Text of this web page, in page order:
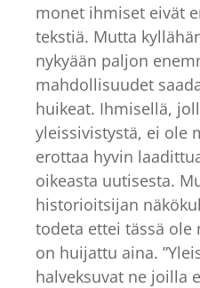
monet ihmiset eivät
tekstiä. Mutta
nykyään paljon
mahdollisuudet
huikeat. Ihmisellä,
yleissivistystä, ei ole
erottaa hyvin
oikeasta uutisesta.
historioitsijan
todeta ettei tässä
on huijattu aina.
halveksuvat ne joilla